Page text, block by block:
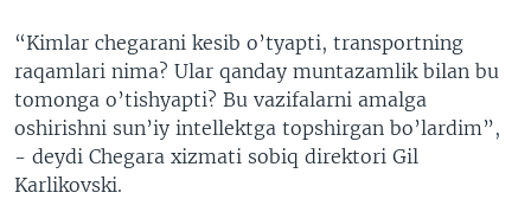
“Kimlar chegarani kesib o’tyapti, transportning
raqamlari nima? Ular qanday muntazamlik bilan bu
tomonga o’tishyapti? Bu vazifalarni amalga
oshirishni sun’iy intellektga topshirgan bo’lardim”,
- deydi Chegara xizmati sobiq direktori Gil
Karlikovski.